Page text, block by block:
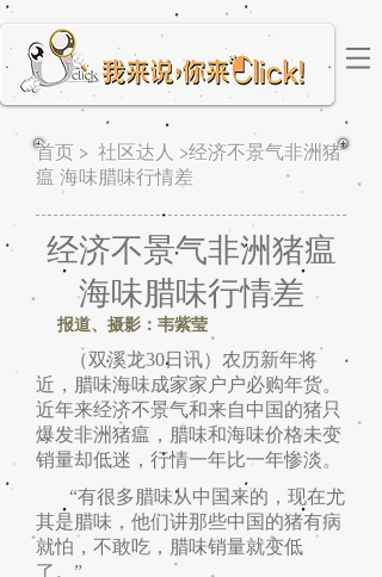
首页 > 社区达人 >经济不景气非洲猪
瘟 海味腊味行情差
经济不景气非洲猪瘟
海味腊味行情差
报道、摄影：韦紫莹
（双溪龙30日讯）农历新年将
近，腊味海味成家家户户必购年货。
近年来经济不景气和来自中国的猪只
爆发非洲猪瘟，腊味和海味价格未变
销量却低迷，行情一年比一年惨淡。
“有很多腊味从中国来的，现在尤
其是腊味，他们讲那些中国的猪有病
就怕，不敢吃，腊味销量就变低
了。”